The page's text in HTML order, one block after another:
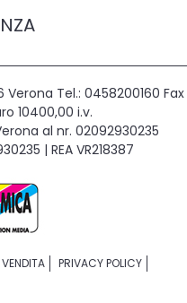
Verona Tel.: 0458200160
10400,00 i.v.
al nr. 02092930235
| REA VR218387
PRIVACY POLICY